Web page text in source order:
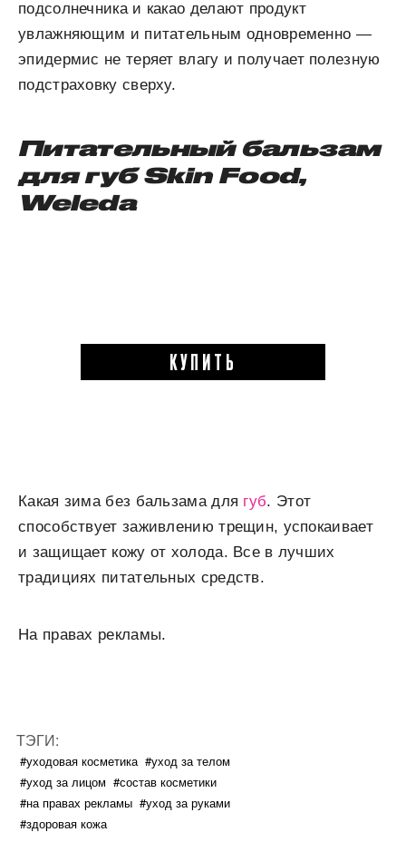
подсолнечника и какао делают продукт
увлажняющим и питательным одновременно —
эпидермис не теряет влагу и получает полезную
подстраховку сверху.
Питательный бальзам
для губ Skin Food,
Weleda
КУПИТЬ
Какая зима без бальзама для губ. Этот
способствует заживлению трещин, успокаивает
и защищает кожу от холода. Все в лучших
традициях питательных средств.
На правах рекламы.
ТЭГИ:
#уходовая косметика #уход за телом
#уход за лицом #состав косметики
#на правах рекламы #уход за руками
#здоровая кожа